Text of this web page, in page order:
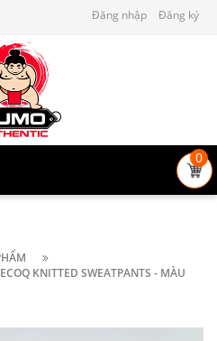
Đăng nhập Đăng ký
0
KNITTED SWEATPANTS - MÀU